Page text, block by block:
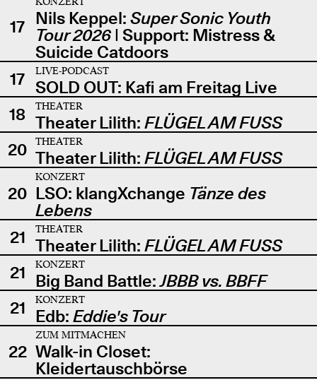
17 Nils Keppel: Super Sonic Youth
Tour 2026| Support: Mistress &
Suicide Catdoors
17
LIVE-PODCAST
SOLD OUT: Kafi am Freitag Live
18
THEATER
Theater Lilith: FLÜGEL AM FUSS
20
THEATER
Theater Lilith: FLÜGEL AM FUSS
20
KONZERT
LSO: klangXchange Tänze des
Lebens
21
THEATER
Theater Lilith: FLÜGEL AM FUSS
21
KONZERT
Big Band Battle:JBBB vs. BBFF
21
KONZERT
Edb: Eddie's Tour
22
ZUM MITMACHEN
Walk-in Closet:
Kleidertauschbörse